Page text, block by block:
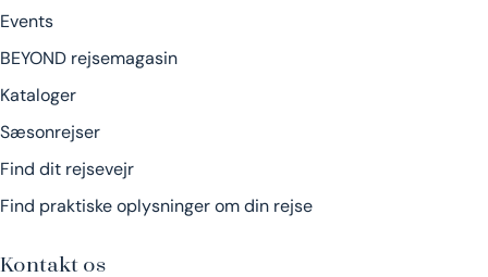
Events
BEYOND rejsemagasin
Kataloger
Sæsonrejser
Find dit rejsevejr
Find praktiske oplysninger om din rejse
Kontakt os